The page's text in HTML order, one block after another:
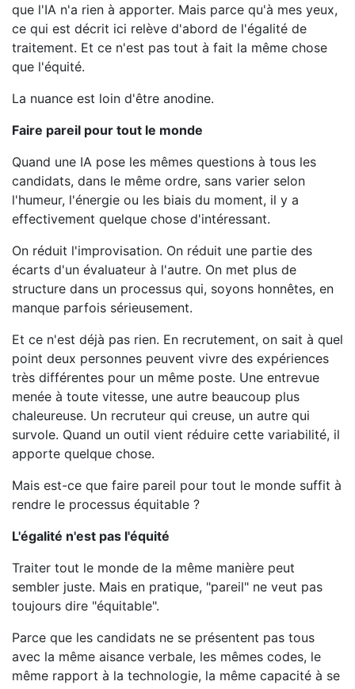
que l'IA n'a rien à apporter. Mais parce qu'à mes yeux,
ce qui est décrit ici relève d'abord de l'égalité de
traitement. Et ce n'est pas tout à fait la même chose
que l'équité.
La nuance est loin d'être anodine.
Faire pareil pour tout le monde
Quand une IA pose les mêmes questions à tous les
candidats, dans le même ordre, sans varier selon
l'humeur, l'énergie ou les biais du moment, il y a
effectivement quelque chose d'intéressant.
On réduit l'improvisation. On réduit une partie des
écarts d'un évaluateur à l'autre. On met plus de
structure dans un processus qui, soyons honnêtes, en
manque parfois sérieusement.
Et ce n'est déjà pas rien. En recrutement, on sait à quel
point deux personnes peuvent vivre des expériences
très différentes pour un même poste. Une entrevue
menée à toute vitesse, une autre beaucoup plus
chaleureuse. Un recruteur qui creuse, un autre qui
survole. Quand un outil vient réduire cette variabilité, il
apporte quelque chose.
Mais est-ce que faire pareil pour tout le monde suffit à
rendre le processus équitable ?
L'égalité n'est pas l'équité
Traiter tout le monde de la même manière peut
sembler juste. Mais en pratique, "pareil" ne veut pas
toujours dire "équitable".
Parce que les candidats ne se présentent pas tous
avec la même aisance verbale, les mêmes codes, le
même rapport à la technologie, la même capacité à se